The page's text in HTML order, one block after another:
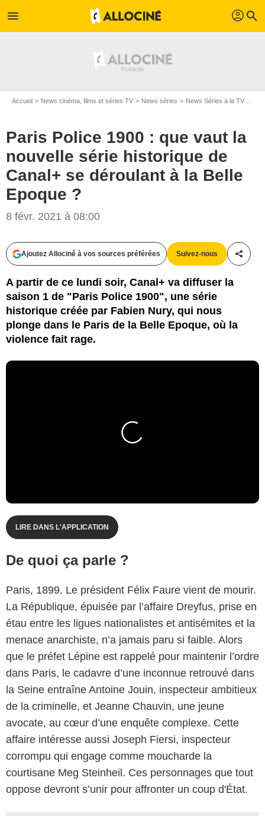
menu profil search
Accueil News cinéma, films et séries TV News séries News Séries à la TV
Paris Police 1900 : que vaut la
nouvelle série historique de
Canal+ se déroulant à la Belle
Epoque ?
8 févr. 2021 à 08:00
Ajoutez Allociné à vos sources préférées Suivez-nous
A partir de ce lundi soir, Canal+ va diffuser la
saison 1 de "Paris Police 1900", une série
historique créée par Fabien Nury, qui nous
plonge dans le Paris de la Belle Epoque, où la
violence fait rage.
LIRE DANS L'APPLICATION
De quoi ça parle ?
Paris, 1899. Le président Félix Faure vient de mourir.
La République, épuisée par l’affaire Dreyfus, prise en
étau entre les ligues nationalistes et antisémites et la
menace anarchiste, n’a jamais paru si faible. Alors
que le préfet Lépine est rappelé pour maintenir l’ordre
dans Paris, le cadavre d’une inconnue retrouvé dans
la Seine entraîne Antoine Jouin, inspecteur ambitieux
de la criminelle, et Jeanne Chauvin, une jeune
avocate, au cœur d’une enquête complexe. Cette
affaire intéresse aussi Joseph Fiersi, inspecteur
corrompu qui engage comme moucharde la
courtisane Meg Steinheil. Ces personnages que tout
oppose devront s’unir pour affronter un coup d'État.